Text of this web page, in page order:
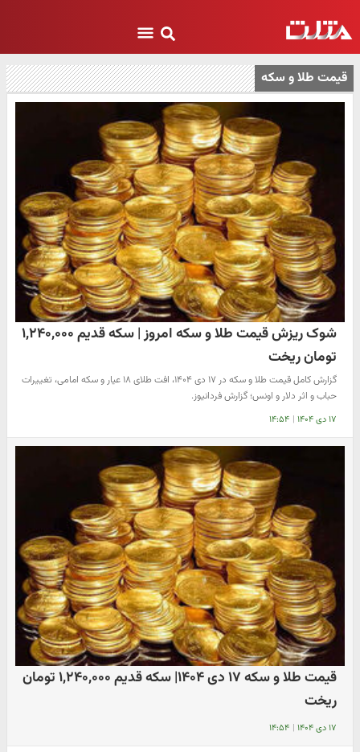
قیمت طلا و سکه
شوک ریزش قیمت طلا و سکه امروز | سکه قدیم ۱,۲۴۰,۰۰۰
تومان ریخت
گزارش کامل قیمت طلا و سکه در ۱۷ دی ۱۴۰۴، افت طلای ۱۸ عیار و سکه امامی، تغییرات
حباب و اثر دلار و اونس؛ گزارش فردانیوز.
۱۷ دی ۱۴۰۴ | ۱۴:۵۴
قیمت طلا و سکه ۱۷ دی ۱۴۰۴| سکه قدیم ۱,۲۴۰,۰۰۰ تومان
ریخت
۱۷ دی ۱۴۰۴ | ۱۴:۵۴